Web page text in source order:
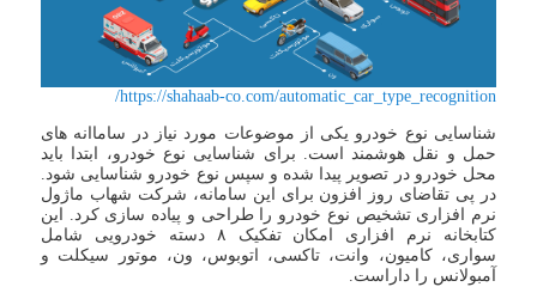
https://shahaab-co.com/automatic_car_type_recognition/
شناسایی نوع خودرو یکی از موضوعات مورد نیاز در ساماانه های
حمل و نقل هوشمند است. برای شناسایی نوع خودرو، ابتدا باید
محل خودرو در تصویر پیدا شده و سپس نوع خودرو شناسایی شود.
در پی تقاضای روز افزون برای این سامانه، شرکت شهاب ماژول
نرم افزاری تشخیص نوع خودرو را طراحی و پیاده سازی کرد. این
کتابخانه نرم افزاری امکان تفکیک ۸ دسته خودرویی شامل
سواری، کامیون، وانت، تاکسی، اتوبوس، ون، موتور سیکلت و
آمبولانس را داراست.